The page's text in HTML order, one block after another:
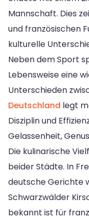
Mannschaft. Dies
und französischen
kulturelle
Neben dem Sport
Lebensweise eine
Unterschieden
Deutschland legt
Disziplin und
Gelassenheit,
Die kulinarische
beider Städte. In
deutsche Gerichte
Schwarzwälder
bekannt ist für